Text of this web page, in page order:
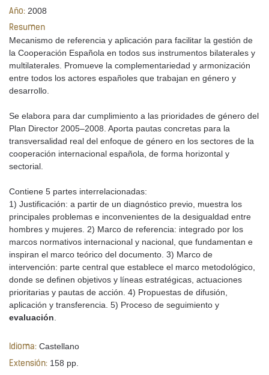
Año: 2008
Resumen
Mecanismo de referencia y aplicación para facilitar la gestión de
la Cooperación Española en todos sus instrumentos bilaterales y
multilaterales. Promueve la complementariedad y armonización
entre todos los actores españoles que trabajan en género y
desarrollo.
Se elabora para dar cumplimiento a las prioridades de género del
Plan Director 2005–2008. Aporta pautas concretas para la
transversalidad real del enfoque de género en los sectores de la
cooperación internacional española, de forma horizontal y
sectorial.
Contiene 5 partes interrelacionadas:
1) Justificación: a partir de un diagnóstico previo, muestra los
principales problemas e inconvenientes de la desigualdad entre
hombres y mujeres. 2) Marco de referencia: integrado por los
marcos normativos internacional y nacional, que fundamentan e
inspiran el marco teórico del documento. 3) Marco de
intervención: parte central que establece el marco metodológico,
donde se definen objetivos y líneas estratégicas, actuaciones
prioritarias y pautas de acción. 4) Propuestas de difusión,
aplicación y transferencia. 5) Proceso de seguimiento y
evaluación.
Idioma: Castellano
Extensión: 158 pp.